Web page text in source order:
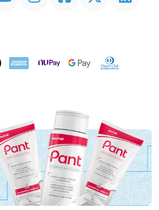
AMEX NuPay Google PayDiners Club